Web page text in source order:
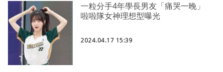
一粒分手4年學長男友「痛哭一晚」
啦啦隊女神理想型曝光
2024.04.17 15:39